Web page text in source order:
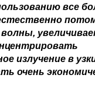
все
волны,
излучение в
очень